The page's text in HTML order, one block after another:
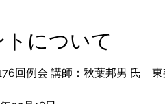
トについて
回例会 講師：秋葉邦男 氏　